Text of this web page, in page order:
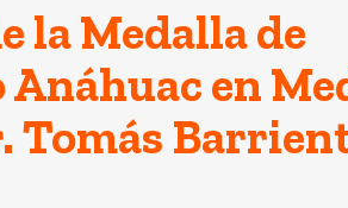
la Medalla de
en
Tomás